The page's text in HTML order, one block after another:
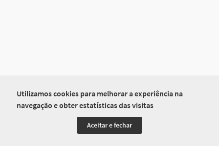
Utilizamos cookies para melhorar a experiência na
navegação e obter estatísticas das visitas
Aceitar e fechar